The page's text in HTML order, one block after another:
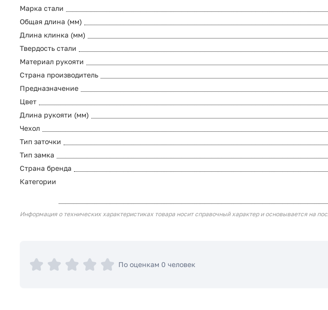
Марка стали
Общая длина (мм)
Длина клинка (мм)
Твердость стали
Материал рукояти
Страна производитель
Предназначение
Цвет
Длина рукояти (мм)
Чехол
Тип заточки
Тип замка
Страна бренда
Категории
Информация о технических характеристиках товара носит справочный характер и основывается на
По оценкам 0 человек